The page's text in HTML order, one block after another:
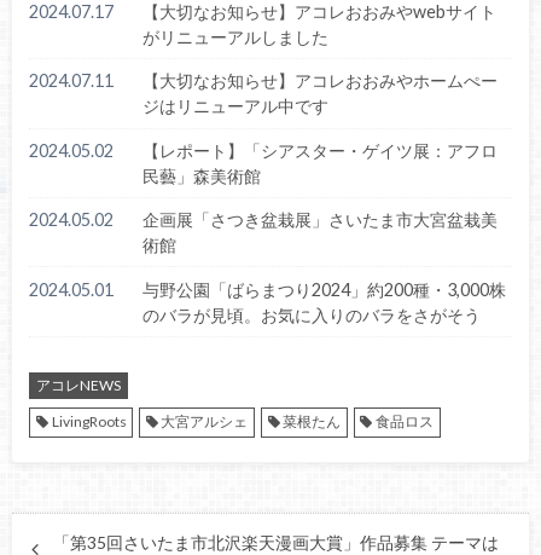
2024.07.17
【大切なお知らせ】アコレおおみやwebサイト
がリニューアルしました
2024.07.11
【大切なお知らせ】アコレおおみやホームぺー
ジはリニューアル中です
2024.05.02
【レポート】「シアスター・ゲイツ展：アフロ
民藝」森美術館
2024.05.02
企画展「さつき盆栽展」さいたま市大宮盆栽美
術館
2024.05.01
与野公園「ばらまつり2024」約200種・3,000株
のバラが見頃。お気に入りのバラをさがそう
アコレNEWS
LivingRoots
大宮アルシェ 菜根たん 食品ロス
「第35回さいたま市北沢楽天漫画大賞」作品募集 テーマは